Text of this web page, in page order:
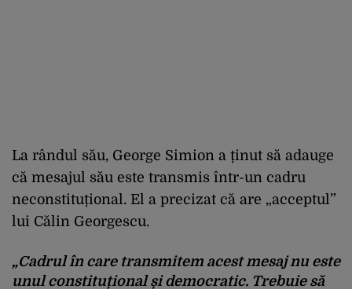
La rândul său, George Simion a ținut să adauge
că mesajul său este transmis într-un cadru
neconstituțional. El a precizat că are „acceptul”
lui Călin Georgescu.
„Cadrul în care transmitem acest mesaj nu este
unul constituțional și democratic. Trebuie să